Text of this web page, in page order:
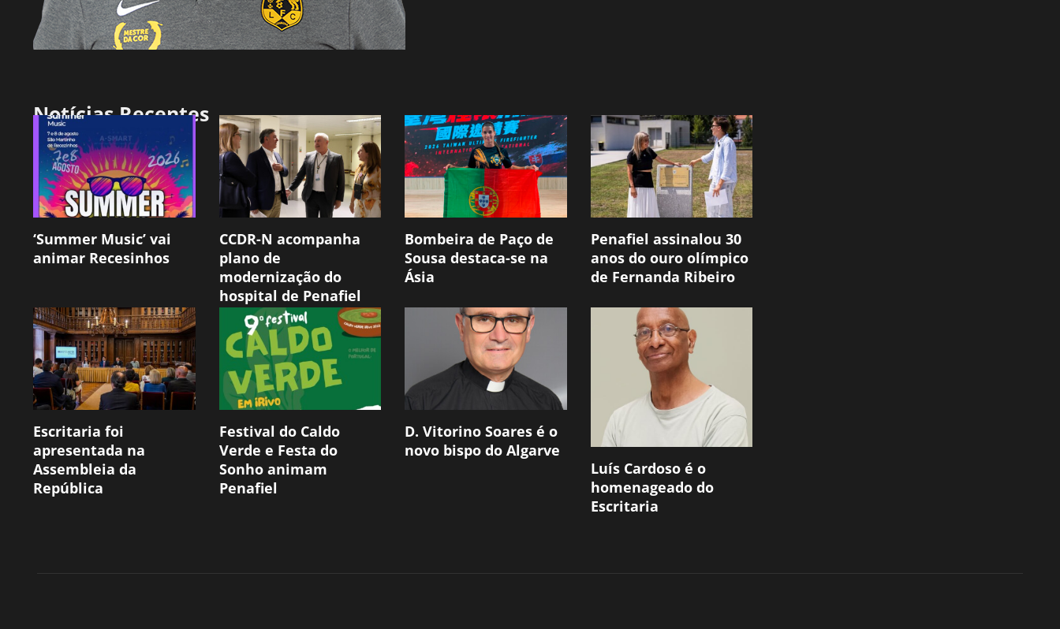
Notícias Recentes
‘Summer Music’ vai
animar Recesinhos
CCDR-N acompanha
plano de
modernização do
hospital de Penafiel
Bombeira de Paço de
Sousa destaca-se na
Ásia
Penafiel assinalou 30
anos do ouro olímpico
de Fernanda Ribeiro
Escritaria foi
apresentada na
Assembleia da
República
Festival do Caldo
Verde e Festa do
Sonho animam
Penafiel
D. Vitorino Soares é o
novo bispo do Algarve
Luís Cardoso é o
homenageado do
Escritaria